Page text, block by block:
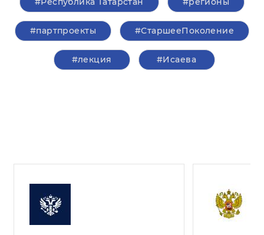
#партпроекты #СтаршееПоколение
#лекция #Исаева